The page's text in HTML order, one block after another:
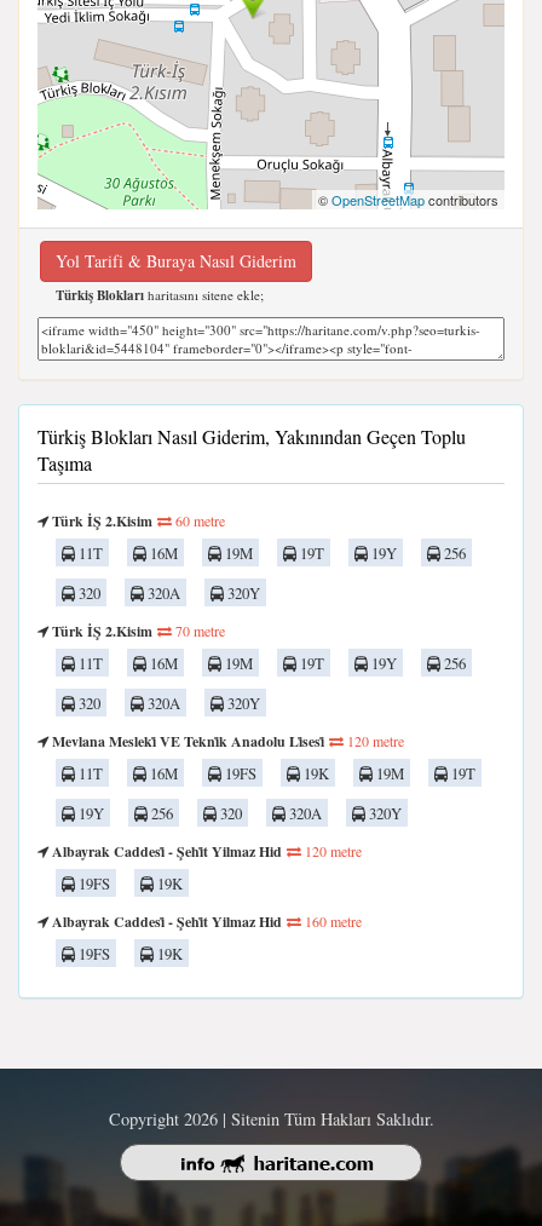
©OpenStreetMapcontributors
Yol Tarifi & Buraya Nasıl Giderim
Türkiş Blokları haritasını sitene ekle;
Türkiş Blokları Nasıl Giderim, Yakınından Geçen Toplu
Taşıma
Türk İŞ 2.Kisim 60 metre
11T 16M 19M 19T 19Y
256
320
320A
320Y
Türk İŞ 2.Kisim
70 metre
11T 16M 19M 19T 19Y
256
320
320A
320Y
Mevlana Mesleki̇ VE Tekni̇k Anadolu Li̇sesi̇
120 metre
11T 16M 19FS 19K 19M
19T
19Y
256 320 320A
320Y
Albayrak Caddesi̇ - Şehi̇t Yilmaz Hid
120 metre
19FS
19K
Albayrak Caddesi̇ - Şehi̇t Yilmaz Hid
160 metre
19FS 19K
Copyright 2026 | Sitenin Tüm Hakları Saklıdır.